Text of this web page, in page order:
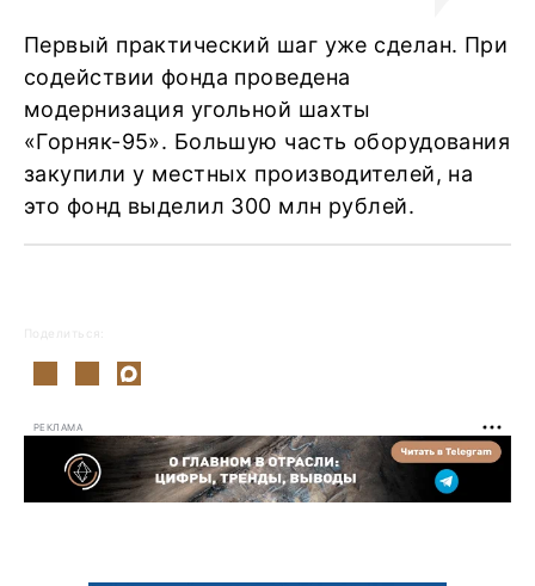
Первый практический шаг уже сделан. При
содействии фонда проведена
модернизация угольной шахты
«Горняк-95». Большую часть оборудования
закупили у местных производителей, на
это фонд выделил 300 млн рублей.
Поделиться:
РЕКЛАМА